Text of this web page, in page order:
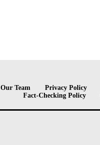
Our Team Privacy Policy
Fact-Checking Policy